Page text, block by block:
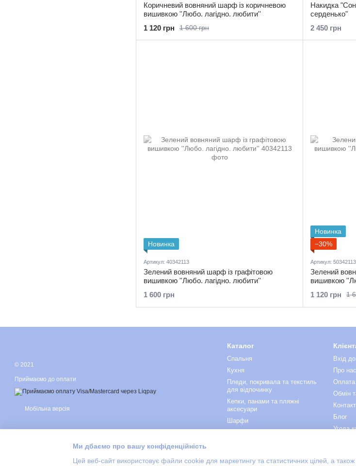
Коричневий вовняний шарф із коричневою
вишивкою ''Любо. лагідно. любити''
1 600 грн
1 120 грн
Накидка
серденько"
2 450 грн
Новинка
Артикул: 40342113
Зелений вовняний шарф із графітовою
вишивкою ''Любо. лагідно. любити''
1 600 грн
Новинка
−30%
Артикул: 50342113
Зелений
вишивкою
1
1 120 грн
© 2021
Приймаємо до оплати
Мобільна версія
Каталог
Спальня
Кухня
Пледи, покривала та текстиль
для відпочинку
Кепки, панами та пляжні
аксесуари
Шарфи
Вхід
Про нас
Оплата
Обмін
Блог
Угода
Ми дбаємо про вашу конфіденційність
Цей веб-сайт використовує файли cookie для маркетингу та статистичних цілей, а